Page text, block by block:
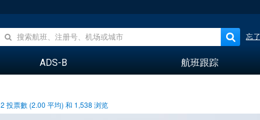
忘
ADS-B 航班跟踪
2 投票數 (2.00 平均) 和 1,538 浏览